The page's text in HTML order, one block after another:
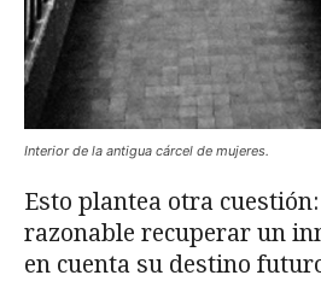
Interior de la antigua cárcel de mujeres.
Esto plantea otra
razonable recuperar un
en cuenta su destino